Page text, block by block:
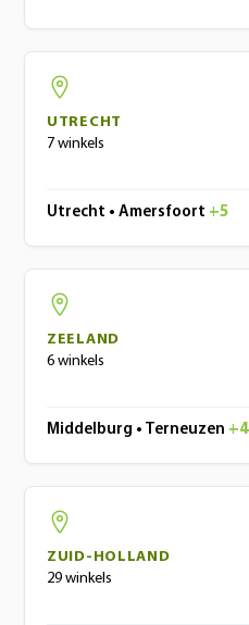
UTRECHT
7 winkels
Utrecht • Amersfoort +5
ZEELAND
6 winkels
Middelburg • Terneuzen +4
ZUID-HOLLAND
29 winkels